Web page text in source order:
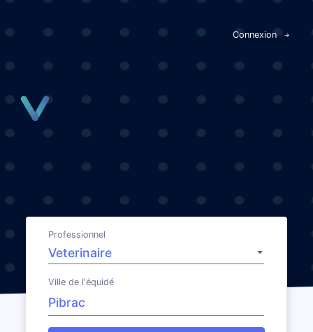
Connexion
Professionnel
Ville de l'équidé